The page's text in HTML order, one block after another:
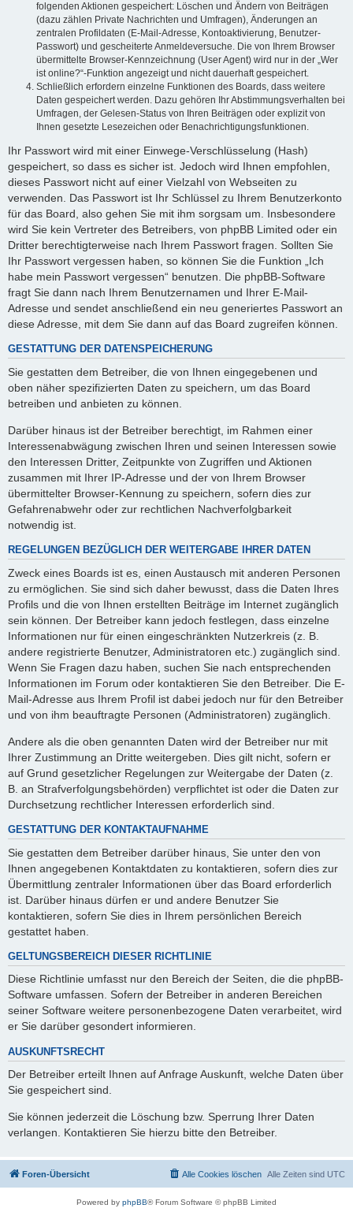
folgenden Aktionen gespeichert: Löschen und Ändern von Beiträgen
(dazu zählen Private Nachrichten und Umfragen), Änderungen an
zentralen Profildaten (E-Mail-Adresse, Kontoaktivierung, Benutzer-
Passwort) und gescheiterte Anmeldeversuche. Die von Ihrem Browser
übermittelte Browser-Kennzeichnung (User Agent) wird nur in der „Wer
ist online?“-Funktion angezeigt und nicht dauerhaft gespeichert.
Schließlich erfordern einzelne Funktionen des Boards, dass weitere
Daten gespeichert werden. Dazu gehören Ihr Abstimmungsverhalten bei
Umfragen, der Gelesen-Status von Ihren Beiträgen oder explizit von
Ihnen gesetzte Lesezeichen oder Benachrichtigungsfunktionen.
Ihr Passwort wird mit einer Einwege-Verschlüsselung (Hash)
gespeichert, so dass es sicher ist. Jedoch wird Ihnen empfohlen,
dieses Passwort nicht auf einer Vielzahl von Webseiten zu
verwenden. Das Passwort ist Ihr Schlüssel zu Ihrem Benutzerkonto
für das Board, also gehen Sie mit ihm sorgsam um. Insbesondere
wird Sie kein Vertreter des Betreibers, von phpBB Limited oder ein
Dritter berechtigterweise nach Ihrem Passwort fragen. Sollten Sie
Ihr Passwort vergessen haben, so können Sie die Funktion „Ich
habe mein Passwort vergessen“ benutzen. Die phpBB-Software
fragt Sie dann nach Ihrem Benutzernamen und Ihrer E-Mail-
Adresse und sendet anschließend ein neu generiertes Passwort an
diese Adresse, mit dem Sie dann auf das Board zugreifen können.
GESTATTUNG DER DATENSPEICHERUNG
Sie gestatten dem Betreiber, die von Ihnen eingegebenen und
oben näher spezifizierten Daten zu speichern, um das Board
betreiben und anbieten zu können.
Darüber hinaus ist der Betreiber berechtigt, im Rahmen einer
Interessenabwägung zwischen Ihren und seinen Interessen sowie
den Interessen Dritter, Zeitpunkte von Zugriffen und Aktionen
zusammen mit Ihrer IP-Adresse und der von Ihrem Browser
übermittelter Browser-Kennung zu speichern, sofern dies zur
Gefahrenabwehr oder zur rechtlichen Nachverfolgbarkeit
notwendig ist.
REGELUNGEN BEZÜGLICH DER WEITERGABE IHRER DATEN
Zweck eines Boards ist es, einen Austausch mit anderen Personen
zu ermöglichen. Sie sind sich daher bewusst, dass die Daten Ihres
Profils und die von Ihnen erstellten Beiträge im Internet zugänglich
sein können. Der Betreiber kann jedoch festlegen, dass einzelne
Informationen nur für einen eingeschränkten Nutzerkreis (z. B.
andere registrierte Benutzer, Administratoren etc.) zugänglich sind.
Wenn Sie Fragen dazu haben, suchen Sie nach entsprechenden
Informationen im Forum oder kontaktieren Sie den Betreiber. Die E-
Mail-Adresse aus Ihrem Profil ist dabei jedoch nur für den Betreiber
und von ihm beauftragte Personen (Administratoren) zugänglich.
Andere als die oben genannten Daten wird der Betreiber nur mit
Ihrer Zustimmung an Dritte weitergeben. Dies gilt nicht, sofern er
auf Grund gesetzlicher Regelungen zur Weitergabe der Daten (z.
B. an Strafverfolgungsbehörden) verpflichtet ist oder die Daten zur
Durchsetzung rechtlicher Interessen erforderlich sind.
GESTATTUNG DER KONTAKTAUFNAHME
Sie gestatten dem Betreiber darüber hinaus, Sie unter den von
Ihnen angegebenen Kontaktdaten zu kontaktieren, sofern dies zur
Übermittlung zentraler Informationen über das Board erforderlich
ist. Darüber hinaus dürfen er und andere Benutzer Sie
kontaktieren, sofern Sie dies in Ihrem persönlichen Bereich
gestattet haben.
GELTUNGSBEREICH DIESER RICHTLINIE
Diese Richtlinie umfasst nur den Bereich der Seiten, die die phpBB-
Software umfassen. Sofern der Betreiber in anderen Bereichen
seiner Software weitere personenbezogene Daten verarbeitet, wird
er Sie darüber gesondert informieren.
AUSKUNFTSRECHT
Der Betreiber erteilt Ihnen auf Anfrage Auskunft, welche Daten über
Sie gespeichert sind.
Sie können jederzeit die Löschung bzw. Sperrung Ihrer Daten
verlangen. Kontaktieren Sie hierzu bitte den Betreiber.
Foren-Übersicht Alle Zeiten sind UTC
Alle Cookies löschen
Powered by phpBB® Forum Software © phpBB Limited